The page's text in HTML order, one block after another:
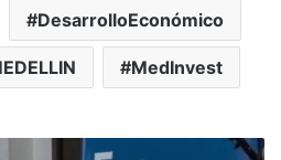
DesarrolloEconómico
MedInvest